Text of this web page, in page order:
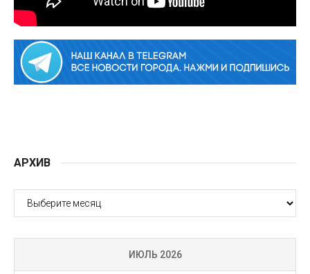
АРХИВ
АРХИВ
ИЮЛЬ 2026